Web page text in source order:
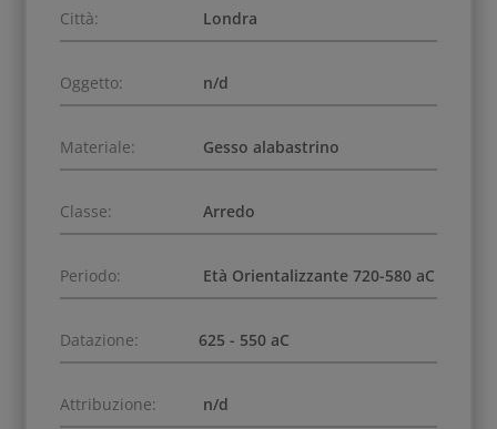
Città: Londra
Oggetto: n/d
Materiale: Gesso alabastrino
Classe: Arredo
Periodo: Età Orientalizzante 720-580 aC
Datazione: 625 - 550 aC
Attribuzione: n/d